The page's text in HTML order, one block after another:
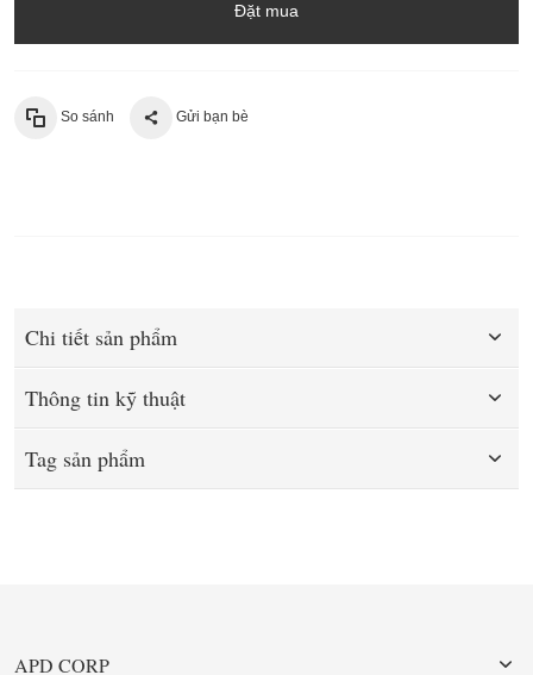
Đặt mua
So sánh Gửi bạn bè
Chi tiết sản phẩm
Thông tin kỹ thuật
Tag sản phẩm
APD CORP